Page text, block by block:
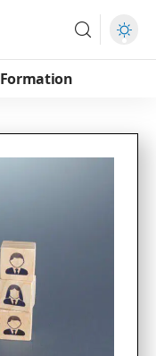
Formation